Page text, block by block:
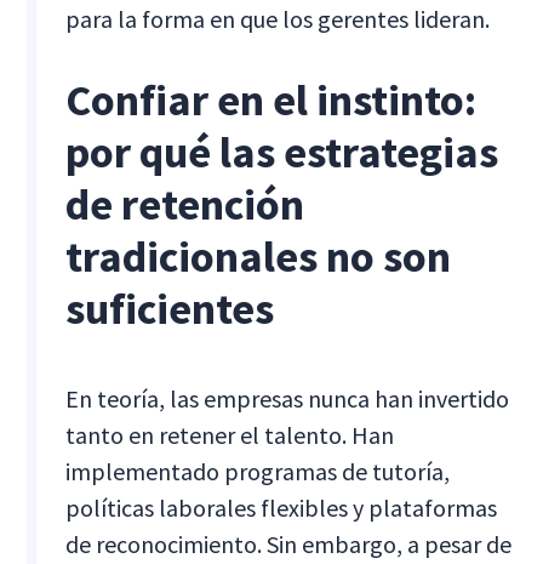
para la forma en que los gerentes lideran.
Confiar en el instinto:
por qué las estrategias
de retención
tradicionales no son
suficientes
En teoría, las empresas nunca han invertido
tanto en retener el talento. Han
implementado programas de tutoría,
políticas laborales flexibles y plataformas
de reconocimiento. Sin embargo, a pesar de